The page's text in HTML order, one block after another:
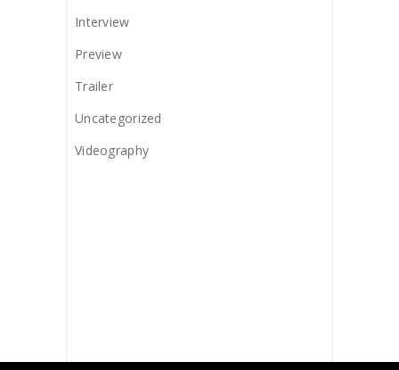
Interview
Preview
Trailer
Uncategorized
Videography